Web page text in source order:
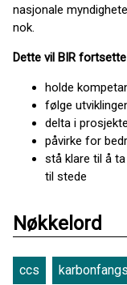
nasjonale
nok.
Dette vil BIR
holde
følge
delta i
påvirke for
stå klare til å
til stede
Nøkkelord
ccs